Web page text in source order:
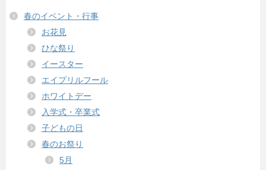
春のイベント・行事
お花見
ひな祭り
イースター
エイプリルフール
ホワイトデー
入学式・卒業式
子どもの日
春のお祭り
5月